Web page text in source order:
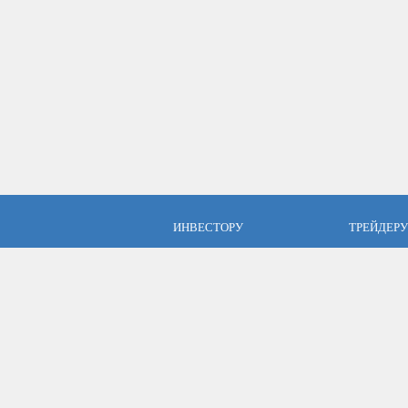
ИНВЕСТОРУ
ТРЕЙДЕРУ